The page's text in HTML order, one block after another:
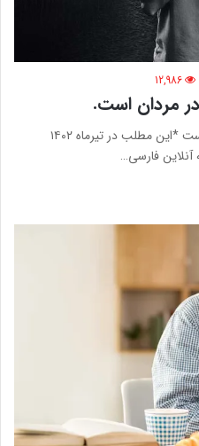
12,986
مردان است.
این علائم نشانه افسردگی در مردان است *این مطلب در تیرماه ۱۴۰۲
فارسی…